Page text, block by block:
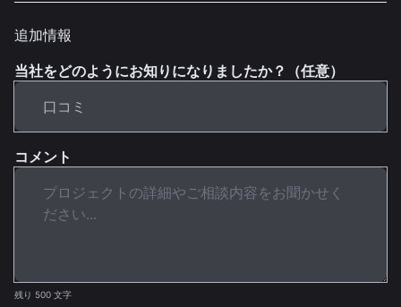
追加情報
当社をどのようにお知りになりましたか？（任意）
コメント
残り 500 文字